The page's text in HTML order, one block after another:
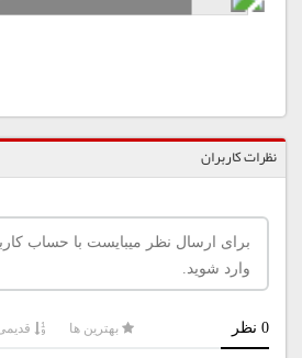
نظرات کاربران